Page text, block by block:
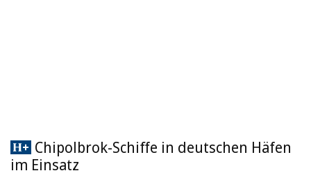
Chipolbrok-Schiffe in deutschen Häfen
im Einsatz